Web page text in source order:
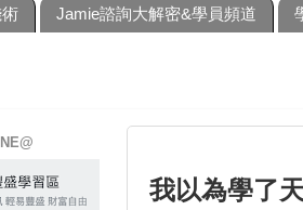
Jamie諮詢大解密&學員頻道
我以為學了